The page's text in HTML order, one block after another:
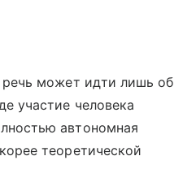
речь может идти лишь об
участие человека
автономная
теоретической